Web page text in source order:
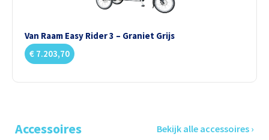
Van Raam Easy Rider 3 – Graniet Grijs
€ 7.203,70
Accessoires Bekijk alle accessoires ›